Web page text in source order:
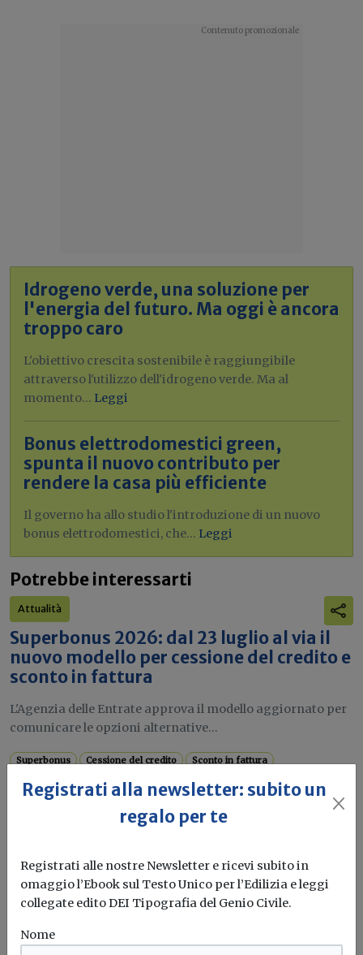
Idrogeno verde, una soluzione per
l'energia del futuro. Ma oggi è ancora
troppo caro
L'obiettivo crescita sostenibile è raggiungibile
attraverso l'utilizzo dell'idrogeno verde. Ma al
momento... Leggi
Bonus elettrodomestici green,
spunta il nuovo contributo per
rendere la casa più efficiente
Il governo ha allo studio l'introduzione di un nuovo
bonus elettrodomestici, che... Leggi
Potrebbe interessarti
Attualità
Superbonus 2026: dal 23 luglio al via il
nuovo modello per cessione del credito e
sconto in fattura
L'Agenzia delle Entrate approva il modello aggiornato per
comunicare le opzioni alternative...
Superbonus Cessione del credito
Sconto in fattura
Statistiche catastali 2025: il patrimonio
immobiliare italiano supera i 79,5
milioni di unità
Pubblicato il nuovo report dell'Agenzia delle Entrate:
Registrati alla newsletter: subito un
regalo per te
Registrati alle nostre Newsletter e ricevi subito in
omaggio l’Ebook sul Testo Unico per l’Edilizia e leggi
collegate edito DEI Tipografia del Genio Civile.
Nome